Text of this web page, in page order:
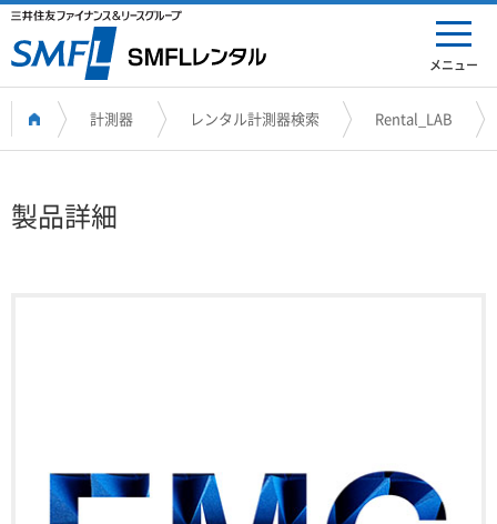
メニュー
計測器 レンタル計測器検索 Rental_LAB
製品詳細